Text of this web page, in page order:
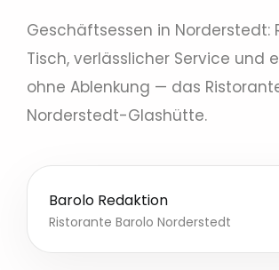
Geschäftsessen in Norderstedt:
Tisch, verlässlicher Service und
ohne Ablenkung — das
Norderstedt-Glashütte.
Barolo Redaktion
Ristorante Barolo Norderstedt